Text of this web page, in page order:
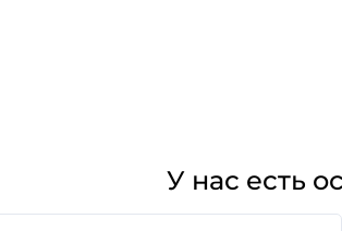
У нас есть